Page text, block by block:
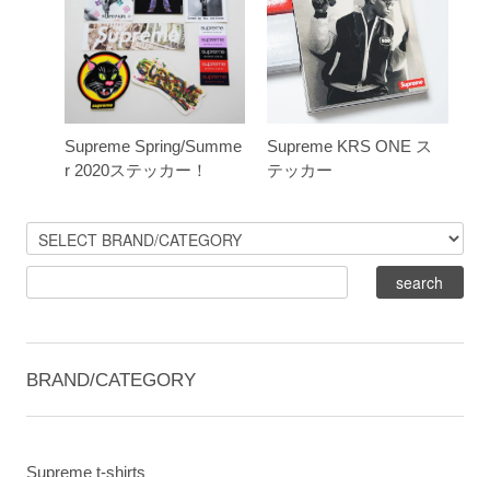
Supreme Spring/Summe
r 2020ステッカー！
Supreme KRS ONE ス
テッカー
BRAND/CATEGORY
Supreme t-shirts